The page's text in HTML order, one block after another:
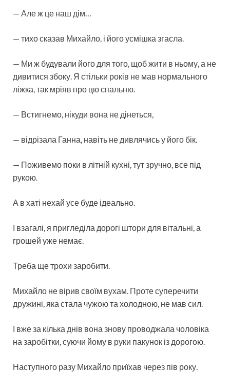
— Але ж це наш дім…
— тихо сказав Михайло, і його усмішка згасла.
— Ми ж будували його для того, щоб жити в ньому, а не
дивитися збоку. Я стільки років не мав нормального
ліжка, так мріяв про цю спальню.
— Встигнемо, нікуди вона не дінеться,
— відрізала Ганна, навіть не дивлячись у його бік.
— Поживемо поки в літній кухні, тут зручно, все під
рукою.
А в хаті нехай усе буде ідеально.
І взагалі, я пригледіла дорогі штори для вітальні, а
грошей уже немає.
Треба ще трохи заробити.
Михайло не вірив своїм вухам. Проте суперечити
дружині, яка стала чужою та холодною, не мав сил.
І вже за кілька днів вона знову проводжала чоловіка
на заробітки, суючи йому в руки пакунок із дорогою.
Наступного разу Михайло приїхав через пів року.